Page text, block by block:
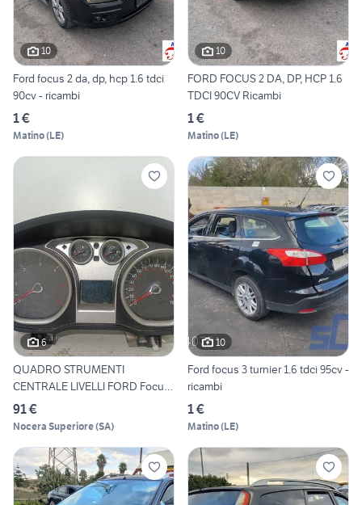
10
Ford focus 2 da, dp, hcp 1.6 tdci
90cv - ricambi
1 €
Matino(LE)
10
FORD FOCUS 2 DA, DP, HCP 1.6
TDCI 90CV Ricambi
1 €
Matino(LE)
6
QUADRO STRUMENTI
CENTRALE LIVELLI FORD Focus
Berli
91 €
Nocera Superiore(SA)
10
Ford focus 3 turnier 1.6 tdci 95cv -
ricambi
1 €
Matino(LE)